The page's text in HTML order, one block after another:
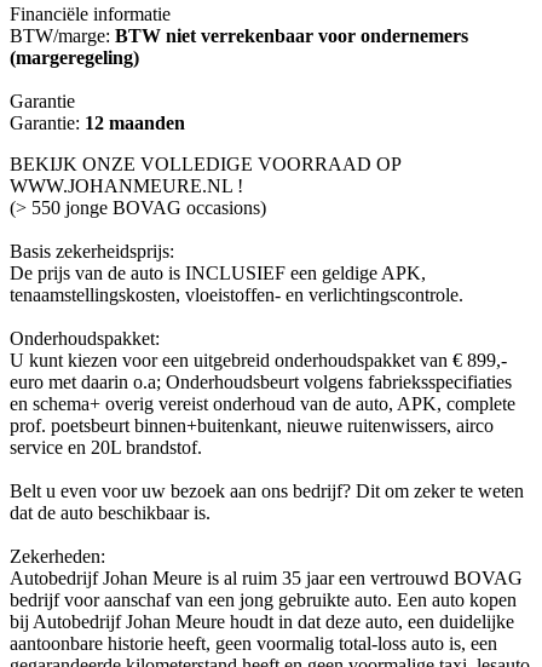
Financiële informatie
BTW/marge: BTW niet verrekenbaar voor ondernemers
(margeregeling)
Garantie
Garantie: 12 maanden
BEKIJK ONZE VOLLEDIGE VOORRAAD OP
WWW.JOHANMEURE.NL !
(> 550 jonge BOVAG occasions)
Basis zekerheidsprijs:
De prijs van de auto is INCLUSIEF een geldige APK,
tenaamstellingskosten, vloeistoffen- en verlichtingscontrole.
Onderhoudspakket:
U kunt kiezen voor een uitgebreid onderhoudspakket van € 899,-
euro met daarin o.a; Onderhoudsbeurt volgens fabrieksspecifiaties
en schema+ overig vereist onderhoud van de auto, APK, complete
prof. poetsbeurt binnen+buitenkant, nieuwe ruitenwissers, airco
service en 20L brandstof.
Belt u even voor uw bezoek aan ons bedrijf? Dit om zeker te weten
dat de auto beschikbaar is.
Zekerheden:
Autobedrijf Johan Meure is al ruim 35 jaar een vertrouwd BOVAG
bedrijf voor aanschaf van een jong gebruikte auto. Een auto kopen
bij Autobedrijf Johan Meure houdt in dat deze auto, een duidelijke
aantoonbare historie heeft, geen voormalig total-loss auto is, een